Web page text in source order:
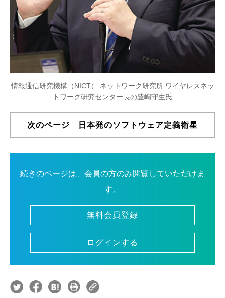
情報通信研究機構（NICT） ネットワーク研究所 ワイヤレスネッ
トワーク研究センター長の豊嶋守生氏
次のページ 日本発のソフトウェア定義衛星
続きのページは、会員の方のみ閲覧していただけま
す。
無料会員登録
ログインする